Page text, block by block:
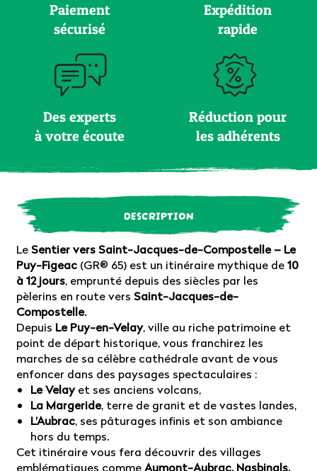
Paiement
sécurisé
Expédition
rapide
Des experts
à votre écoute
Réduction pour
les adhérents
DESCRIPTION
LeSentier vers Saint-Jacques-de-Compostelle – Le
Puy-Figeac (GR® 65) est un itinéraire mythique de10
à 12 jours, emprunté depuis des siècles par les
pèlerins en route vers Saint-Jacques-de-
Compostelle.
Depuis Le Puy-en-Velay, ville au riche patrimoine et
point de départ historique, vous franchirez les
marches de sa célèbre cathédrale avant de vous
enfoncer dans des paysages spectaculaires :
Le Velayet ses anciens volcans,
La Margeride, terre de granit et de vastes landes,
L’Aubrac, ses pâturages infinis et son ambiance
hors du temps.
Cet itinéraire vous fera découvrir des villages
emblématiques commeAumont-Aubrac, Nasbinals,